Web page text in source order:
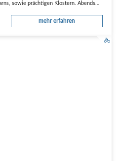
sowie prächtigen Klostern. Abends…
mehr erfahren